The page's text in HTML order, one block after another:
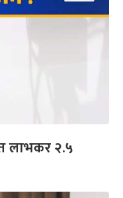
लाभकर २.५